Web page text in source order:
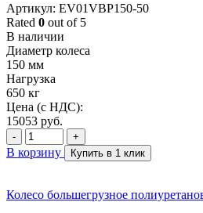
Артикул: EV01VBP150-50
Rated 0 out of 5
В наличии
Диаметр колеса
150 мм
Нагрузка
650 кг
Цена (с НДС):
15053 руб.
- +
В корзину Купить в 1 клик
Колесо большегрузное